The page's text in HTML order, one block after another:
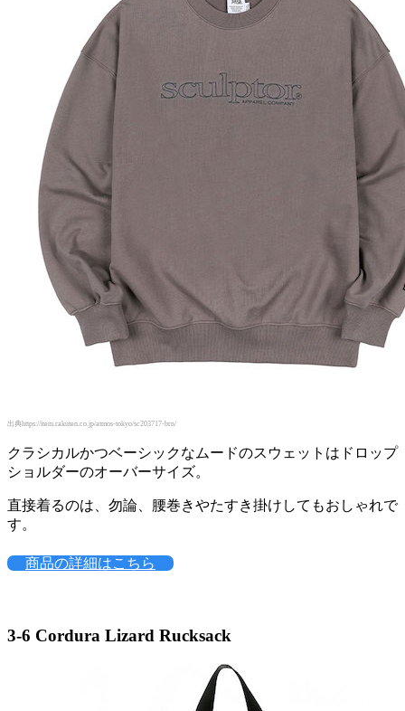
出典https://item.rakuten.co.jp/atmos-tokyo/sc203717-brn/
クラシカルかつベーシックなムードのスウェットはドロップ
ショルダーのオーバーサイズ。
直接着るのは、勿論、腰巻きやたすき掛けしてもおしゃれで
す。
商品の詳細はこちら
3-6 Cordura Lizard Rucksack